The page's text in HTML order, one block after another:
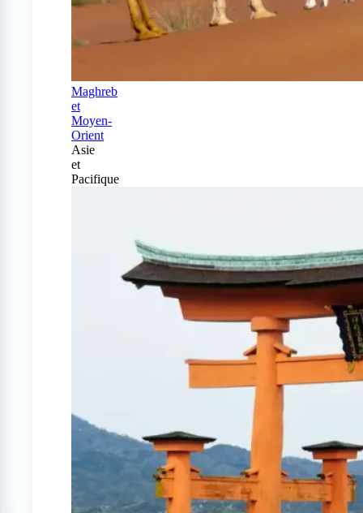
Maghreb
et
Moyen-
Orient
Asie
et
Pacifique